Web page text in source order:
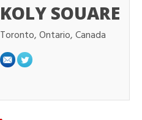
KOLY SOUARE
Toronto, Ontario, Canada